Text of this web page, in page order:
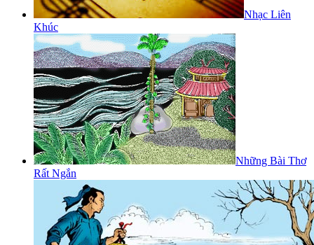
Nhạc Liên
Khúc
Những Bài Thơ
Rất Ngắn